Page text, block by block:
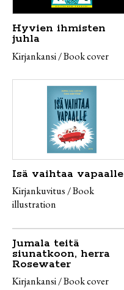
Hyvien ihmisten
juhla
Kirjankansi / Book cover
Isä vaihtaa vapaalle
Kirjankuvitus / Book
illustration
Jumala teitä
siunatkoon, herra
Rosewater
Kirjankansi / Book cover